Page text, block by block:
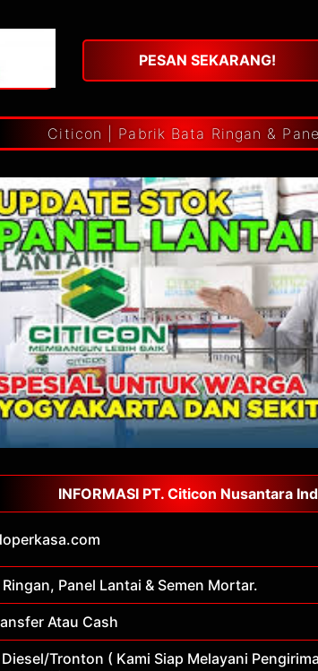
PESAN SEKARANG!
Citicon | Pabrik Bata Ringan &
INFORMASI PT. Citicon Nusantara
Ringan, Panel Lantai & Semen Mortar.
Atau Cash
Diesel/Tronton ( Kami Siap Melayani